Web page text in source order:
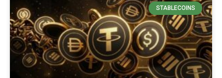
STABLECOINS